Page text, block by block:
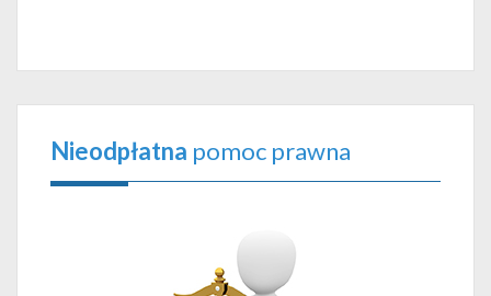
Nieodpłatna pomoc prawna